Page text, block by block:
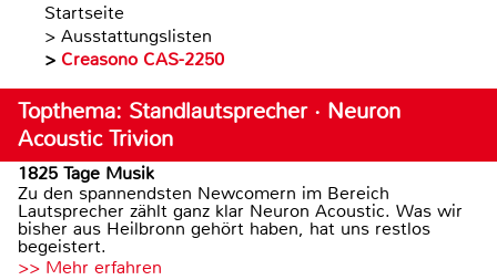
Startseite
> Ausstattungslisten
> Creasono CAS-2250
Topthema: Standlautsprecher · Neuron
Acoustic Trivion
1825 Tage Musik
Zu den spannendsten Newcomern im Bereich
Lautsprecher zählt ganz klar Neuron Acoustic. Was wir
bisher aus Heilbronn gehört haben, hat uns restlos
begeistert.
>> Mehr erfahren